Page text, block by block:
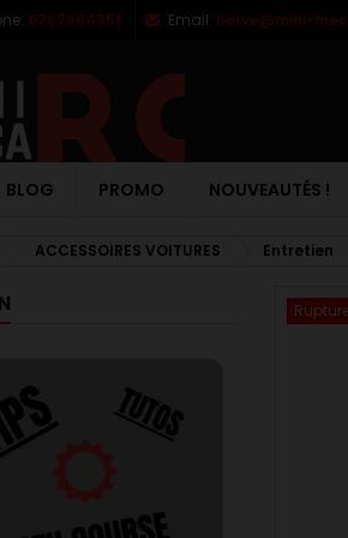
0767964351 Email: herve@mini-
BLOG PROMO NOUVEAUTÉS !
ACCESSOIRES VOITURES Entretien